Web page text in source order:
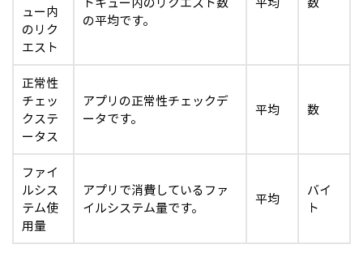
ュー内
のリク
エスト
の平均です。
正常性
チェッ
クステ
ータス
アプリの正常性チェックデ
ータです。
平均 数
ファイ
ルシス
テム使
用量
アプリで消費しているファ
イルシステム量です。
平均
バイ
ト